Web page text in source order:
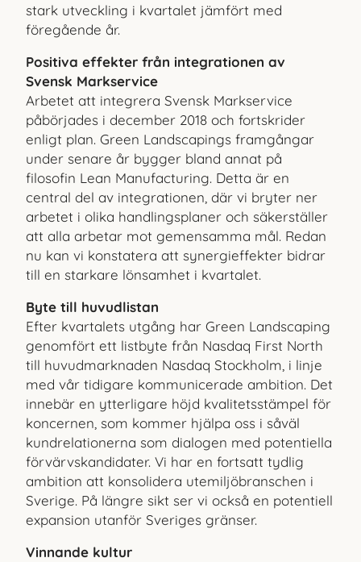
stark utveckling i kvartalet jämfört med
föregående år.
Positiva effekter från integrationen av
Svensk Markservice
Arbetet att integrera Svensk Markservice
påbörjades i december 2018 och fortskrider
enligt plan. Green Landscapings framgångar
under senare år bygger bland annat på
filosofin Lean Manufacturing. Detta är en
central del av integrationen, där vi bryter ner
arbetet i olika handlingsplaner och säkerställer
att alla arbetar mot gemensamma mål. Redan
nu kan vi konstatera att synergieffekter bidrar
till en starkare lönsamhet i kvartalet.
Byte till huvudlistan
Efter kvartalets utgång har Green Landscaping
genomfört ett listbyte från Nasdaq First North
till huvudmarknaden Nasdaq Stockholm, i linje
med vår tidigare kommunicerade ambition. Det
innebär en ytterligare höjd kvalitetsstämpel för
koncernen, som kommer hjälpa oss i såväl
kundrelationerna som dialogen med potentiella
förvärvskandidater. Vi har en fortsatt tydlig
ambition att konsolidera utemiljöbranschen i
Sverige. På längre sikt ser vi också en potentiell
expansion utanför Sveriges gränser.
Vinnande kultur